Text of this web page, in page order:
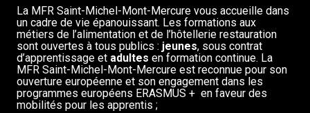
La MFR Saint-Michel-Mont-Mercure vous accueille dans
un cadre de vie épanouissant. Les formations aux
métiers de l’alimentation et de l’hôtellerie restauration
sont ouvertes à tous publics : jeunes, sous contrat
d’apprentissage et adultes en formation continue. La
MFR Saint-Michel-Mont-Mercure est reconnue pour son
ouverture européenne et son engagement dans les
programmes européens ERASMUS + en faveur des
mobilités pour les apprentis ;